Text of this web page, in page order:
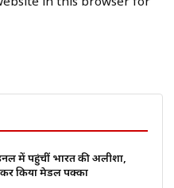
में पहुंचीं भारत की अलीशा,
किया मेडल पक्का